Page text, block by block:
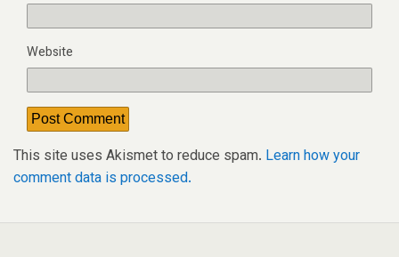
Website
This site uses Akismet to reduce spam. Learn how your
comment data is processed.